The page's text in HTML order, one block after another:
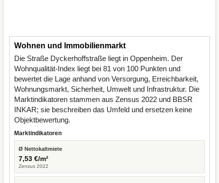
Wohnen und Immobilienmarkt
Die Straße Dyckerhoffstraße liegt in Oppenheim. Der
Wohnqualität-Index liegt bei 81 von 100 Punkten und
bewertet die Lage anhand von Versorgung, Erreichbarkeit,
Wohnungsmarkt, Sicherheit, Umwelt und Infrastruktur. Die
Marktindikatoren stammen aus Zensus 2022 und BBSR
INKAR; sie beschreiben das Umfeld und ersetzen keine
Objektbewertung.
Marktindikatoren
Ø Nettokaltmiete
7,53 €/m²
Zensus 2022